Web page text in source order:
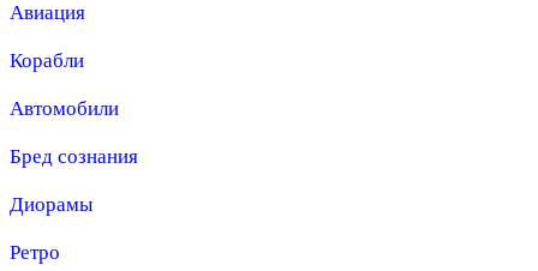
Авиация
Корабли
Автомобили
Бред сознания
Диорамы
Ретро